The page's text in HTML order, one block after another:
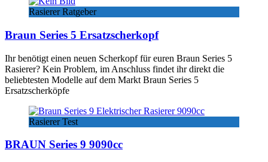
Rasierer Ratgeber
Braun Series 5 Ersatzscherkopf
Ihr benötigt einen neuen Scherkopf für euren Braun Series 5
Rasierer? Kein Problem, im Anschluss findet ihr direkt die
beliebtesten Modelle auf dem Markt Braun Series 5
Ersatzscherköpfe
Rasierer Test
BRAUN Series 9 9090cc